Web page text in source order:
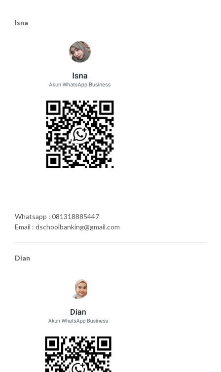
Isna
Whatsapp : 081318885447
Email : dschoolbanking@gmail.com
Dian